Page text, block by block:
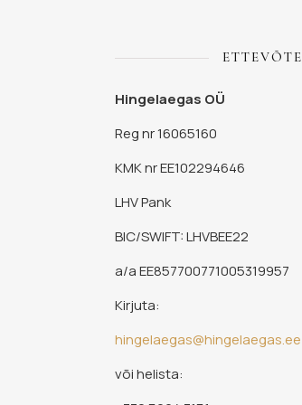
ETTEVÕTE
Hingelaegas OÜ
Reg nr 16065160
KMK nr EE102294646
LHV Pank
BIC/SWIFT: LHVBEE22
a/a EE857700771005319957
Kirjuta:
hingelaegas@hingelaegas.ee
või helista: